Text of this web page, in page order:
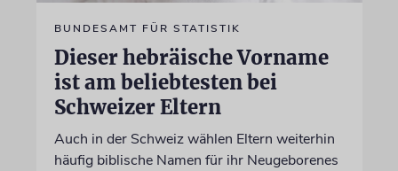
BUNDESAMT FÜR STATISTIK
Dieser hebräische Vorname
ist am beliebtesten bei
Schweizer Eltern
Auch in der Schweiz wählen Eltern weiterhin
häufig biblische Namen für ihr Neugeborenes